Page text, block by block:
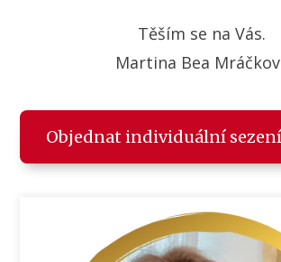
Těším se na Vás.
Martina Bea
Objednat individuální